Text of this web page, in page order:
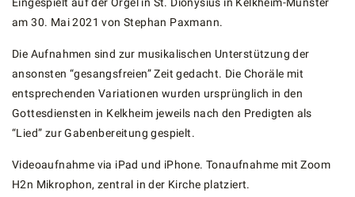
am 30. Mai 2021 von Stephan Paxmann.
Die Aufnahmen sind zur musikalischen Unterstützung der
ansonsten “gesangsfreien” Zeit gedacht. Die Choräle mit
entsprechenden Variationen wurden ursprünglich in den
Gottesdiensten in Kelkheim jeweils nach den Predigten als
“Lied” zur Gabenbereitung gespielt.
Videoaufnahme via iPad und iPhone. Tonaufnahme mit Zoom
H2n Mikrophon, zentral in der Kirche platziert.